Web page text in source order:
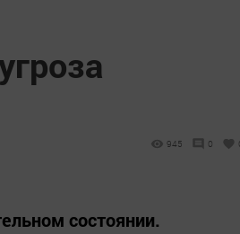
945 0
состоянии.